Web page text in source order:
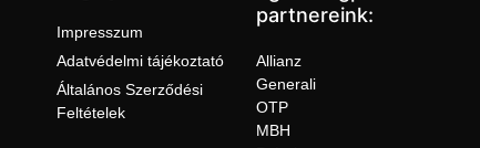
Impresszum
Adatvédelmi tájékoztató
Általános Szerződési
Feltételek
partnereink:
Allianz
Generali
OTP
MBH